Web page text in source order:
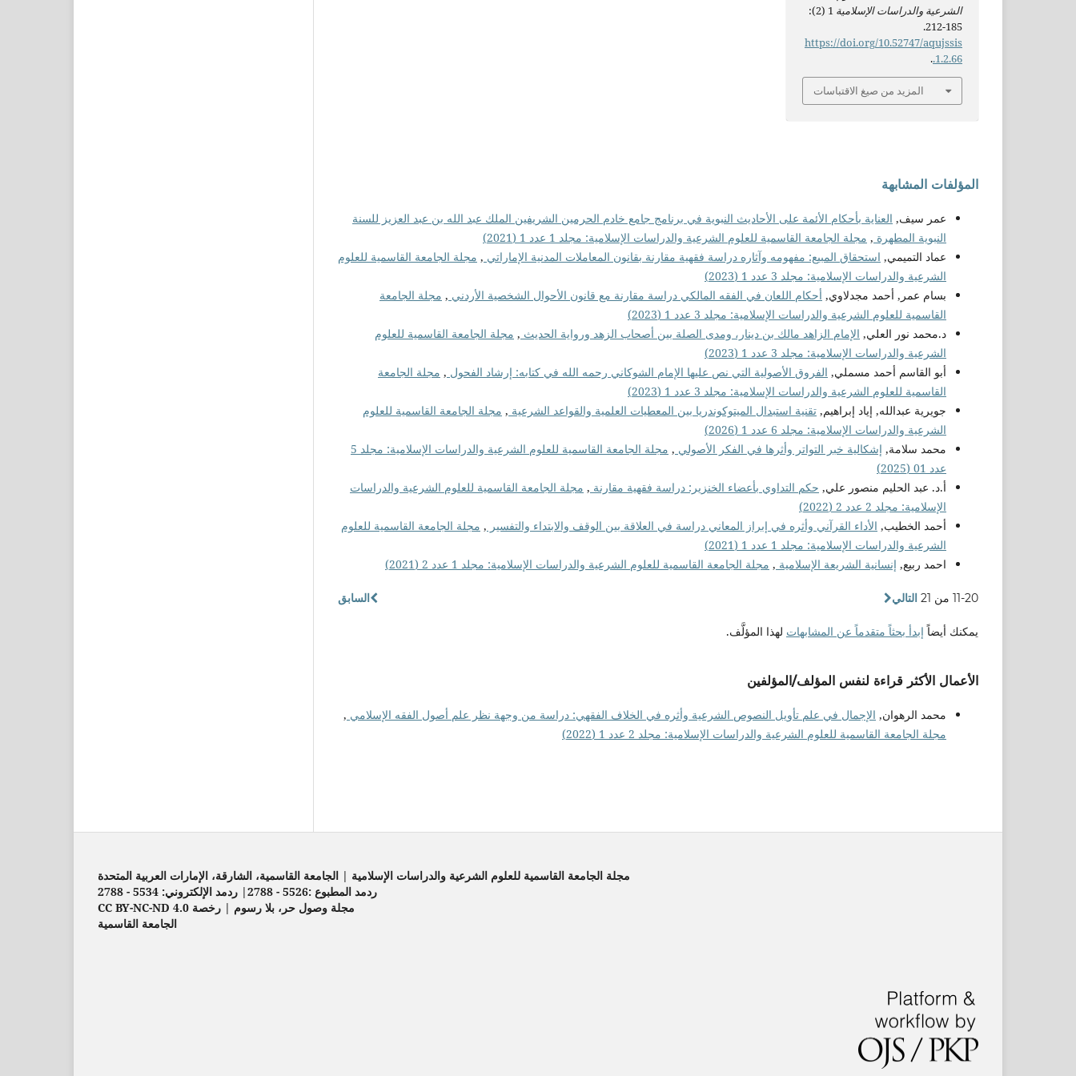
الشرعية والدراسات الإسلامية
1 (2):
185-212.
https://doi.org/10.52747/aqujssis
.1.2.66
.
المزيد من صيغ الاقتباسات
المؤلفات المشابهة
عمر سيف, العناية بأحكام الأئمة على الأحاديث النبوية في برنامج جامع خادم الحرمين الشريفين الملك عبد الله بن عبد العزيز للسنة
النبوية المطهرة , مجلة الجامعة القاسمية للعلوم الشرعية والدراسات الإسلامية: مجلد 1 عدد 1 (2021)
عماد التميمي, استحقاق المبيع: مفهومه وآثاره دراسة فقهية مقارنة بقانون المعاملات المدنية الإماراتي , مجلة الجامعة القاسمية للعلوم
الشرعية والدراسات الإسلامية: مجلد 3 عدد 1 (2023)
بسام عمر, أحمد مجدلاوي, أحكام اللعان في الفقه المالكي دراسة مقارنة مع قانون الأحوال الشخصية الأردني , مجلة الجامعة
القاسمية للعلوم الشرعية والدراسات الإسلامية: مجلد 3 عدد 1 (2023)
د.محمد نور العلي, الإمام الزاهد مالك بن دينار، ومدى الصلة بين أصحاب الزهد ورواية الحديث , مجلة الجامعة القاسمية للعلوم
الشرعية والدراسات الإسلامية: مجلد 3 عدد 1 (2023)
أبو القاسم أحمد مسملي, الفروق الأصولية التي نص عليها الإمام الشوكاني رحمه الله في كتابه: إرشاد الفحول , مجلة الجامعة
القاسمية للعلوم الشرعية والدراسات الإسلامية: مجلد 3 عدد 1 (2023)
جويرية عبدالله, إياد إبراهيم, تقنية استبدال الميتوكوندريا بين المعطيات العلمية والقواعد الشرعية , مجلة الجامعة القاسمية للعلوم
الشرعية والدراسات الإسلامية: مجلد 6 عدد 1 (2026)
محمد سلامة, إشكالية خبر التواتر وأثرها في الفكر الأصولي ,
مجلة الجامعة القاسمية للعلوم الشرعية والدراسات الإسلامية: مجلد 5
عدد 01 (2025)
أ.د. عبد الحليم منصور علي, حكم التداوي بأعضاء الخنزير: دراسة فقهية مقارنة , مجلة الجامعة القاسمية للعلوم الشرعية والدراسات
الإسلامية: مجلد 2 عدد 2 (2022)
أحمد الخطيب, الأداء القرآني وأثره في إبراز المعاني دراسة في العلاقة بين الوقف والابتداء والتفسير , مجلة الجامعة القاسمية للعلوم
الشرعية والدراسات الإسلامية: مجلد 1 عدد 1 (2021)
احمد ربيع, إنسانية الشريعة الإسلامية , مجلة الجامعة القاسمية للعلوم الشرعية والدراسات الإسلامية: مجلد 1 عدد 2 (2021)
السابق 11-20 من 21 التالي
يمكنك أيضاً إبدأ بحثاً متقدماً عن المشابهات لهذا المؤلَّف.
الأعمال الأكثر قراءة لنفس المؤلف/المؤلفين
محمد الرهوان, الإجمال في علم تأويل النصوص الشرعية وأثره في الخلاف الفقهي: دراسة من وجهة نظر علم أصول الفقه الإسلامي ,
مجلة الجامعة القاسمية للعلوم الشرعية والدراسات الإسلامية: مجلد 2 عدد 1 (2022)
مجلة الجامعة القاسمية للعلوم الشرعية والدراسات الإسلامية | الجامعة القاسمية، الشارقة، الإمارات العربية المتحدة
ردمد المطبوع :5526 - 2788| ردمد الإلكتروني: 5534 - 2788
مجلة وصول حر، بلا رسوم | رخصة CC BY-NC-ND 4.0
الجامعة القاسمية